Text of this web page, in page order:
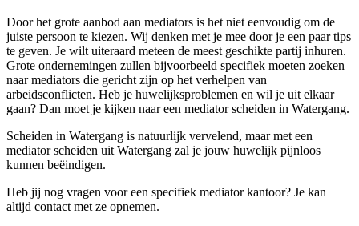
Door het grote aanbod aan mediators is het niet eenvoudig om de
juiste persoon te kiezen. Wij denken met je mee door je een paar tips
te geven. Je wilt uiteraard meteen de meest geschikte partij inhuren.
Grote ondernemingen zullen bijvoorbeeld specifiek moeten zoeken
naar mediators die gericht zijn op het verhelpen van
arbeidsconflicten. Heb je huwelijksproblemen en wil je uit elkaar
gaan? Dan moet je kijken naar een mediator scheiden in Watergang.
Scheiden in Watergang is natuurlijk vervelend, maar met een
mediator scheiden uit Watergang zal je jouw huwelijk pijnloos
kunnen beëindigen.
Heb jij nog vragen voor een specifiek mediator kantoor? Je kan
altijd contact met ze opnemen.